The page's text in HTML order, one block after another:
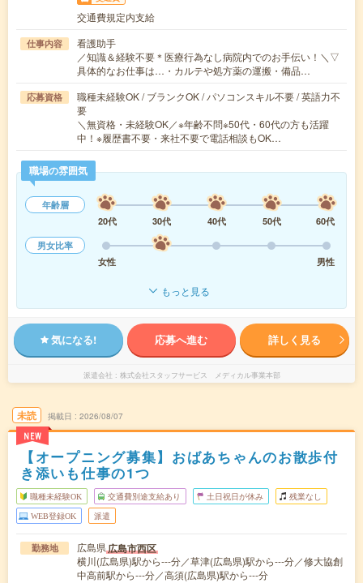
交通費規定内支給
仕事内容
看護助手
／知識＆経験不要＊医療行為なし病院内でのお手伝い！＼▽
具体的なお仕事は…・カルテや処方薬の運搬・備品…
応募資格
職種未経験OK / ブランクOK / パソコンスキル不要 / 英語力不
要
＼無資格・未経験OK／※年齢不問※50代・60代の方も活躍
中！※履歴書不要・来社不要で電話相談もOK…
職場の雰囲気
年齢層
20代
30代 40代 50代
60代
男女比率
女性
男性
もっと見る
気になる! 応募へ進む 詳しく見る
派遣会社 株式会社スタッフサービス メディカル事業本部
未読
NEW
掲載日 2026/08/07
【オープニング募集】おばあちゃんのお散歩付
き添いも仕事の1つ
職種未経験OK 交通費別途支給あり 土日祝日が休み 残業なし
WEB登録OK 派遣
勤務地 広島県広島市西区
横川(広島県)駅から---分／草津(広島県)駅から---分／修大協創
中高前駅から---分／高須(広島県)駅から---分